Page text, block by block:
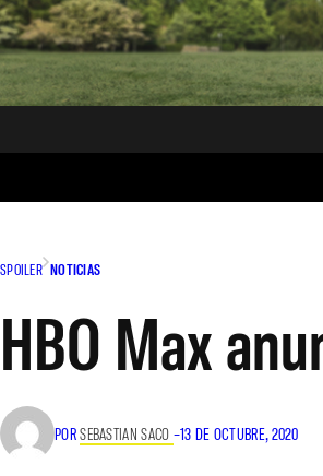
SPOILER NOTICIAS
HBO Max
PORSEBASTIAN SACO –13 DE OCTUBRE, 2020